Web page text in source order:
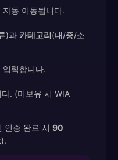
자동 이동됩니다.
)과 카테고리(대/중/소
입력합니다.
. (미보유 시 WIA
인증 완료 시 90